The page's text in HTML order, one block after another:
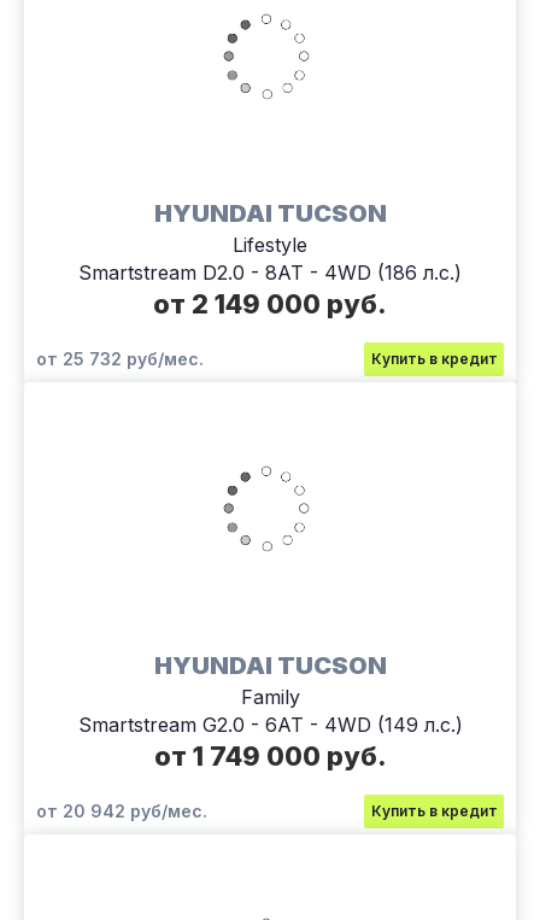
HYUNDAI TUCSON
Lifestyle
Smartstream D2.0 - 8AT - 4WD (186 л.с.)
от 2 149 000 руб.
от 25 732 руб/мес. Купить в кредит
HYUNDAI TUCSON
Family
Smartstream G2.0 - 6AT - 4WD (149 л.с.)
от 1 749 000 руб.
от 20 942 руб/мес. Купить в кредит